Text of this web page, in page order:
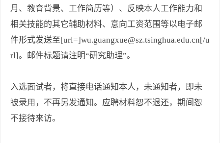
月、教育背景、工作简历等）、反映本人工作能力和
相关技能的其它辅助材料、意向工资范围等以电子邮
件形式发送至[url=]wu.guangxue@sz.tsinghua.edu.cn[/u
rl]。邮件标题请注明“研究助理”。
入选面试者，将直接电话通知本人，未通知者，即未
被录用，不再另发通知。应聘材料恕不退还，期间恕
不接待来访。